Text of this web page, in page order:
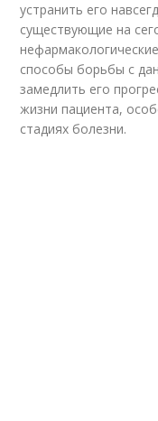
устранить его
существующие на
способы борьбы с
замедлить его
жизни пациента,
стадиях болезни.